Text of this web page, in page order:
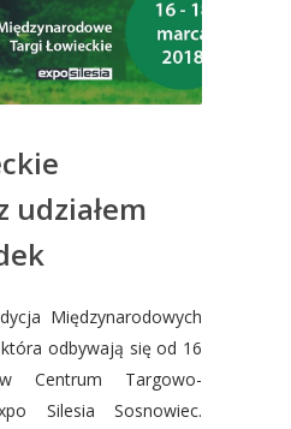
udziałem
Międzynarodowych
odbywają się od 16
Targowo-
Silesia Sosnowiec.